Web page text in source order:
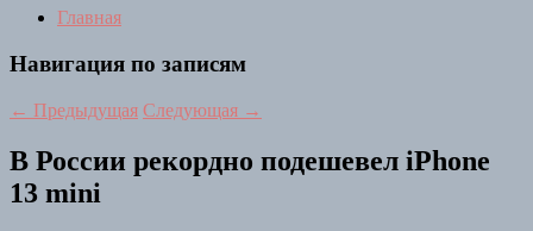
Главная
Навигация по записям
← Предыдущая Следующая →
В России рекордно подешевел iPhone
13 mini